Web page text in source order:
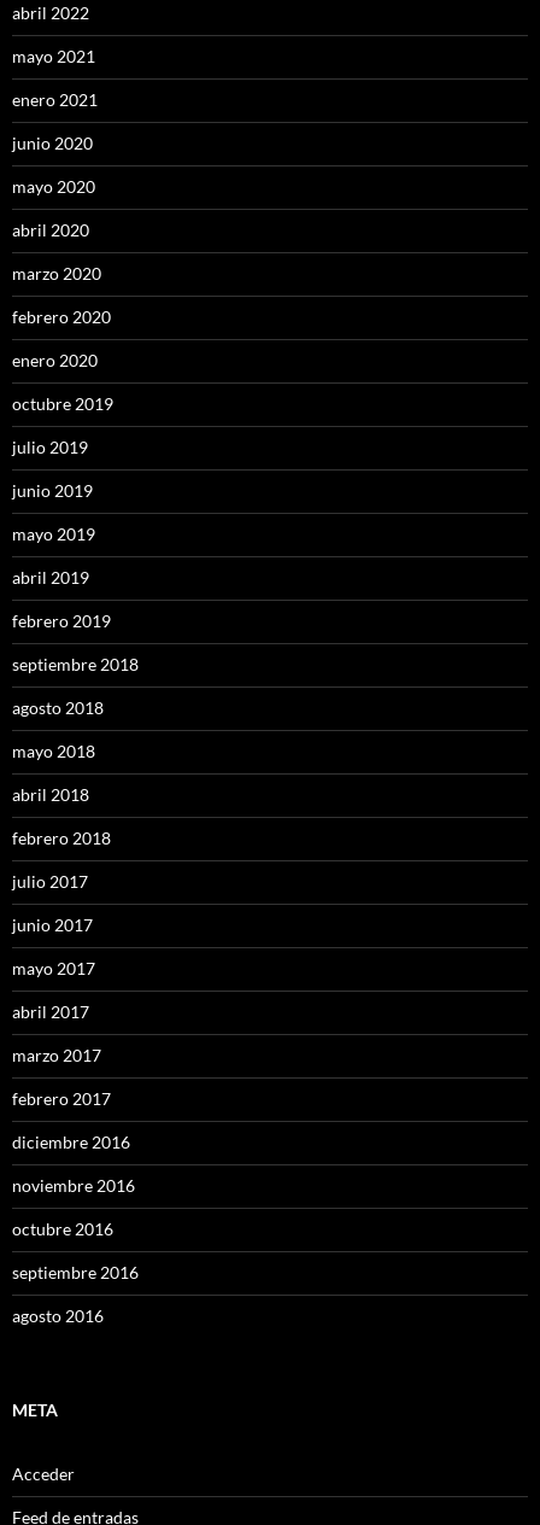
abril 2022
mayo 2021
enero 2021
junio 2020
mayo 2020
abril 2020
marzo 2020
febrero 2020
enero 2020
octubre 2019
julio 2019
junio 2019
mayo 2019
abril 2019
febrero 2019
septiembre 2018
agosto 2018
mayo 2018
abril 2018
febrero 2018
julio 2017
junio 2017
mayo 2017
abril 2017
marzo 2017
febrero 2017
diciembre 2016
noviembre 2016
octubre 2016
septiembre 2016
agosto 2016
META
Acceder
Feed de entradas